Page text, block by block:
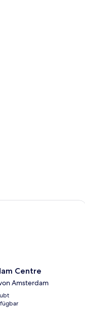
Centre
Amsterdam
Centre